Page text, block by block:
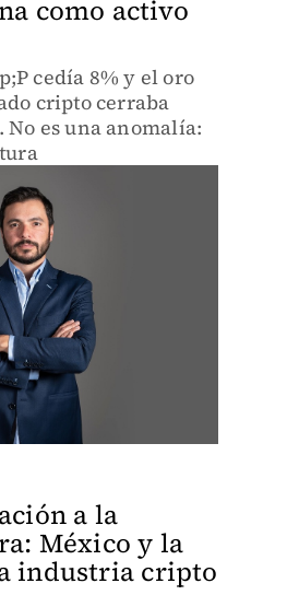
como activo
cedía 8% y el oro
cripto cerraba
es una anomalía:
a la
México y la
industria cripto